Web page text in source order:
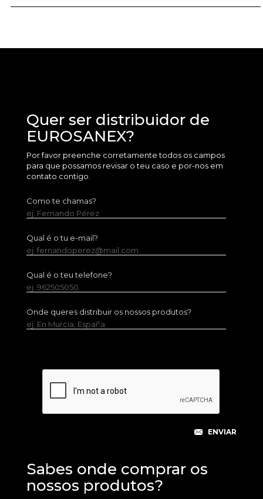
Quer ser distribuidor de
EUROSANEX?
Por favor preenche corretamente todos os campos
para que possamos revisar o teu caso e por-nos em
contato contigo.
Como te chamas?
ej. Fernando Pérez
Qual é o tu e-mail?
ej. fernandoperez@mail.com
Qual é o teu telefone?
ej. 962505050
Onde queres distribuir os nossos produtos?
ej. En Murcia, España
Sabes onde comprar os
nossos produtos?